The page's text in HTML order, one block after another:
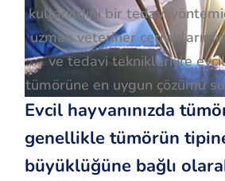
kullanıldığı bir tedavi
uzman veteriner
ve tedavi teknikleriyle evcil
tümörüne en uygun çözümü
Evcil hayvanınızda
genellikle tümörün
büyüklüğüne bağlı